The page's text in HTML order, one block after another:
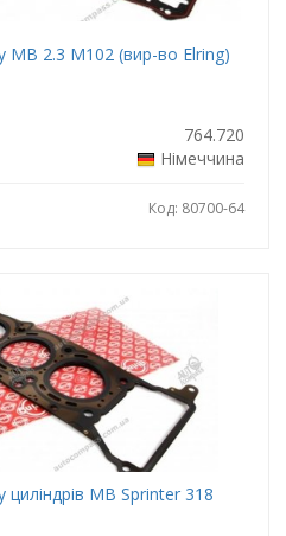
MB 2.3 M102 (вир-во Elring)
764.720
Німеччина
Код: 80700-64
MB Sprinter 318